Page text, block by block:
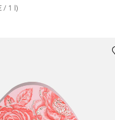
/ 1 l)